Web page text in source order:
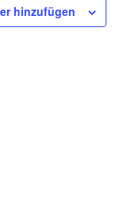
hinzufügen